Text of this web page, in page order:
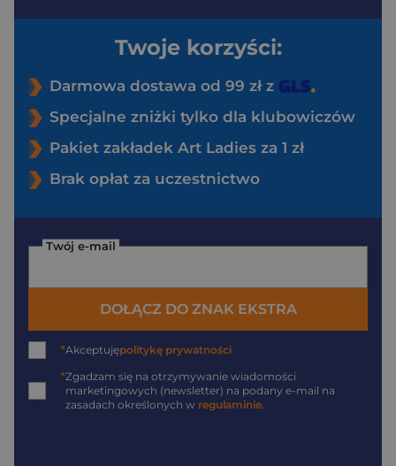
Twoje korzyści:
Darmowa dostawa od 99 zł z
Specjalne zniżki tylko dla klubowiczów
Pakiet zakładek Art Ladies za 1 zł
Brak opłat za uczestnictwo
Twój e-mail
DOŁĄCZ DO ZNAK EKSTRA
*Akceptujępolitykę prywatności
*Zgadzam się na otrzymywanie wiadomości
marketingowych (newsletter) na podany e-mail na
zasadach określonych w regulaminie